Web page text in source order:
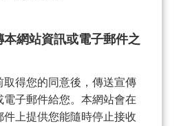
網站資訊或電子郵件之
取得您的同意後，傳送宣傳
電子郵件給您。本網站會在
件上提供您能隨時停止接收